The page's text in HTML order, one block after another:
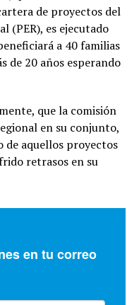
de proyectos del
(PER), es ejecutado
a 40 familias
de 20 años esperando
que la comisión
en su conjunto,
aquellos proyectos
retrasos en su